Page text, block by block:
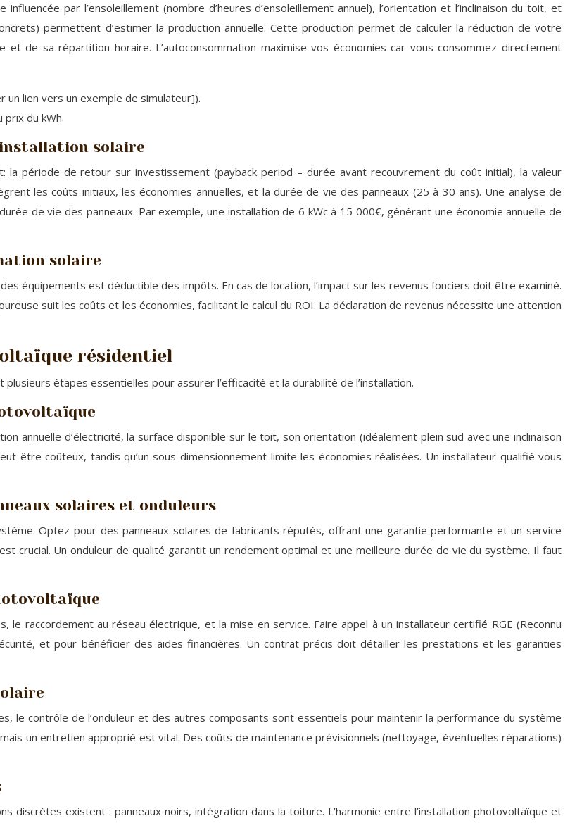
par l’ensoleillement (nombre d’heures d’ensoleillement annuel), l’orientation et l’inclinaison du toit, et
permettent d’estimer la production annuelle. Cette production permet de calculer la réduction de votre
de sa répartition horaire. L’autoconsommation maximise vos économies car vous consommez directement
un lien vers un exemple de simulateur]).
prix du kWh.
installation solaire
période de retour sur investissement (payback period – durée avant recouvrement du coût initial), la valeur
les coûts initiaux, les économies annuelles, et la durée de vie des panneaux (25 à 30 ans). Une analyse de
de vie des panneaux. Par exemple, une installation de 6 kWc à 15 000€, générant une économie annuelle de
solaire
équipements est déductible des impôts. En cas de location, l’impact sur les revenus fonciers doit être examiné.
suit les coûts et les économies, facilitant le calcul du ROI. La déclaration de revenus nécessite une attention
résidentiel
étapes essentielles pour assurer l’efficacité et la durabilité de l’installation.
annuelle d’électricité, la surface disponible sur le toit, son orientation (idéalement plein sud avec une inclinaison
être coûteux, tandis qu’un sous-dimensionnement limite les économies réalisées. Un installateur qualifié vous
solaires et onduleurs
Optez pour des panneaux solaires de fabricants réputés, offrant une garantie performante et un service
crucial. Un onduleur de qualité garantit un rendement optimal et une meilleure durée de vie du système. Il faut
le raccordement au réseau électrique, et la mise en service. Faire appel à un installateur certifié RGE (Reconnu
et pour bénéficier des aides financières. Un contrat précis doit détailler les prestations et les garanties
le contrôle de l’onduleur et des autres composants sont essentiels pour maintenir la performance du système
un entretien approprié est vital. Des coûts de maintenance prévisionnels (nettoyage, éventuelles réparations)
discrètes existent : panneaux noirs, intégration dans la toiture. L’harmonie entre l’installation photovoltaïque et